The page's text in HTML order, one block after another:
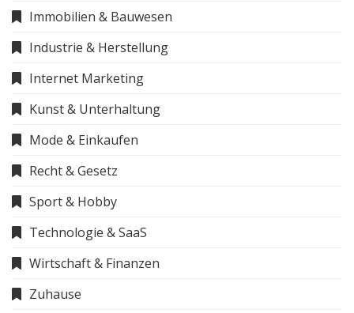
Immobilien & Bauwesen
Industrie & Herstellung
Internet Marketing
Kunst & Unterhaltung
Mode & Einkaufen
Recht & Gesetz
Sport & Hobby
Technologie & SaaS
Wirtschaft & Finanzen
Zuhause